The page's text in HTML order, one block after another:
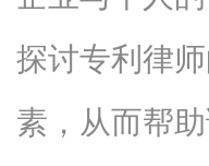
探讨专利律
素，从而帮